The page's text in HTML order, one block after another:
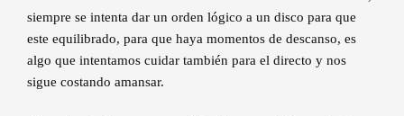
siempre se intenta dar un orden lógico a un disco para que
este equilibrado, para que haya momentos de descanso, es
algo que intentamos cuidar también para el directo y nos
sigue costando amansar.